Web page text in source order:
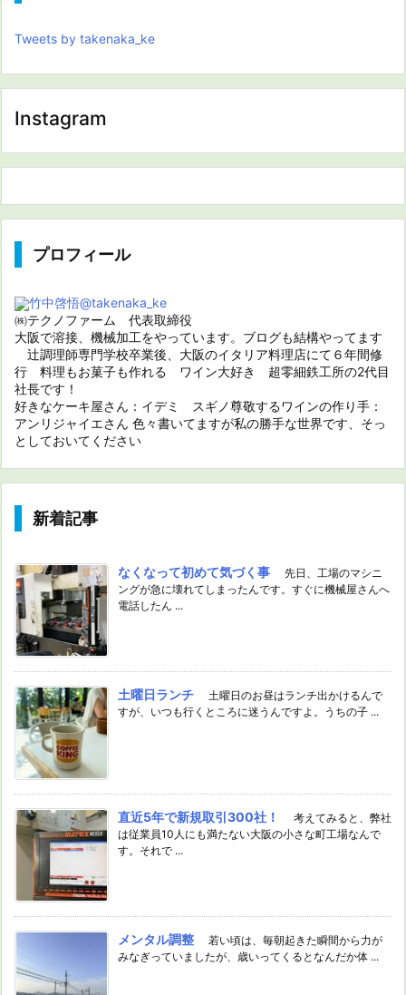
Tweets by takenaka_ke
Instagram
プロフィール
竹中啓悟@takenaka_ke
㈱テクノファーム 代表取締役
大阪で溶接、機械加工をやっています。ブログも結構やってます
辻調理師専門学校卒業後、大阪のイタリア料理店にて６年間修
行 料理もお菓子も作れる ワイン大好き 超零細鉄工所の2代目
社長です！
好きなケーキ屋さん：イデミ スギノ尊敬するワインの作り手：
アンリジャイエさん 色々書いてますが私の勝手な世界です、そっ
としておいてください
新着記事
なくなって初めて気づく事
先日、工場のマシニ
ングが急に壊れてしまったんです。すぐに機械屋さんへ
電話したん ...
土曜日ランチ
土曜日のお昼はランチ出かけるんで
すが、いつも行くところに迷うんですよ。うちの子 ...
直近5年で新規取引300社！
考えてみると、弊社
は従業員10人にも満たない大阪の小さな町工場なんで
す。それで ...
メンタル調整
若い頃は、毎朝起きた瞬間から力が
みなぎっていましたが、歳いってくるとなんだか体 ...